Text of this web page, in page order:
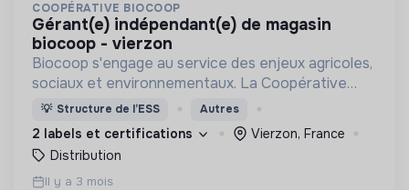
COOPÉRATIVE BIOCOOP
gérant(e) indépendant(e) de magasin
biocoop - vierzon
Biocoop s'engage au service des enjeux agricoles,
sociaux et environnementaux. La Coopérative
défend LA bio : une agriculture biologique,
paysanne et de proximité, sans concession!
💡 Structure de l’ESS Autres
2 labels et certifications
Vierzon, France
Distribution
Il y a 3 mois